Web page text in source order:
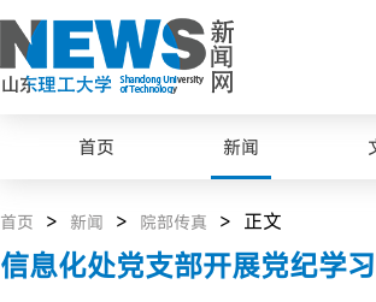
首页 新闻
首页 > 新闻 > 院部传真 > 正文
信息化处党支部开展党纪学